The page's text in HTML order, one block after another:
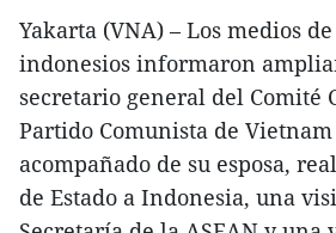
Yakarta (VNA) – Los medios
indonesios informaron
secretario general del Comité
Partido Comunista de Vietnam
acompañado de su esposa,
de Estado a Indonesia, una